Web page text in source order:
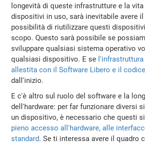
longevità di queste infrastrutture e la
dispositivi in uso, sarà inevitabile avere
possibilità di riutilizzare questi
scopo. Questo sarà possibile se
sviluppare qualsiasi sistema operativo
qualsiasi dispositivo. E se
allestita con il Software Libero e il
dall'inizio.
E c'è altro sul ruolo del software e la
dell'hardware: per far funzionare diversi
un dispositivo, è necessario che questi
pieno accesso all'hardware, alle
standard. Se ti interessa avere il quadro